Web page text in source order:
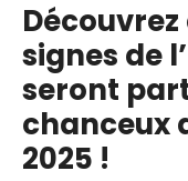
signes de
seront
chanceux
2025 !